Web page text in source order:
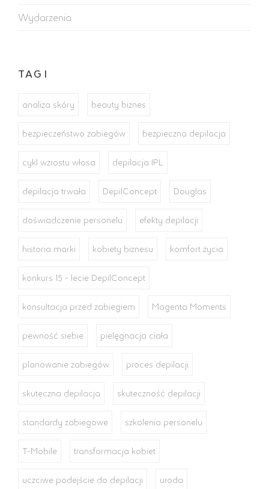
Wydarzenia
TAGI
analiza skóry beauty biznes
bezpieczeństwo zabiegów bezpieczna depilacja
cykl wzrostu włosa depilacja IPL
depilacja trwała DepilConcept Douglas
doświadczenie personelu efekty depilacji
historia marki kobiety biznesu komfort życia
konkurs 15 - lecie DepilConcept
konsultacja przed zabiegiem Magenta Moments
pewność siebie pielęgnacja ciała
planowanie zabiegów proces depilacji
skuteczna depilacja skuteczność depilacji
standardy zabiegowe szkolenia personelu
T-Mobile transformacja kobiet
uczciwe podejście do depilacji uroda